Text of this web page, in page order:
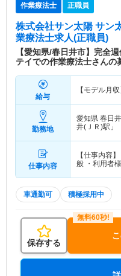
連携し、
よる機能
間による
レクリエ
暮らしを
ご利用者
施設づく
スタッフ
作業療法士 正職員
株式会社サン太陽 サン
業療法士求人(正職員)
【愛知県/春日井市】完全
テイでの作業療法士さんの
給与
【モデル月収
勤務地
愛知県 春日
井(ＪＲ)駅」
仕事内容
【仕事内容
般 ・利用者
車通勤可 積極採用中
保存する